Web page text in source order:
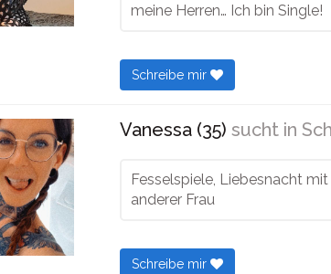
meine Herren… Ich bin Single!
Schreibe mir
Vanessa (35) sucht in
Fesselspiele, Liebesnacht
anderer Frau
Schreibe mir